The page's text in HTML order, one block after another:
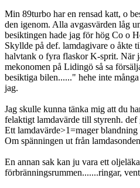
Min 89turbo har en rensad katt, o
den igenom. Alla avgasvärden låg
besiktingen hade jag för hög Co o
Skyllde på def. lamdagivare o åkte
halvtank o fyra flaskor K-sprit. När
mekonomen på Lidingö så sa
besiktiga bilen......" hehe inte
jag.
Jag skulle kunna tänka mig att du
felaktigt lamdavärde till styrenh. def
Ett lamdavärde>1=mager blandning
Om spänningen ut från
En annan sak kan ju vara ett
förbränningsrummen.......ringar,